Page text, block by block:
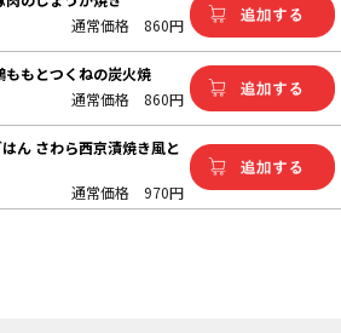
通常価格 860円
ももとつくねの炭火焼
通常価格 860円
ん さわら西京漬焼き風と
通常価格 970円